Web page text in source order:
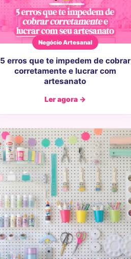
Negócio Artesanal
5 erros que te impedem de cobrar
corretamente e lucrar com
artesanato
Ler agora →